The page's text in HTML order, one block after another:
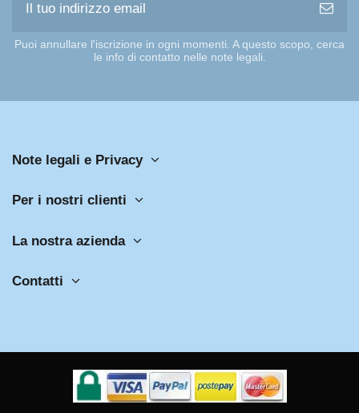
Puoi annullare l'iscrizione in ogni momenti. A questo scopo, cerca
le info di contatto nelle note legali.
Note legali e Privacy
Per i nostri clienti
La nostra azienda
Contatti